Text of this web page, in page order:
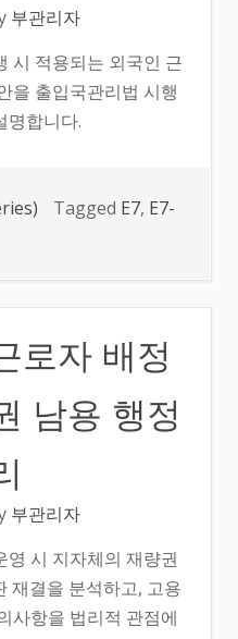
부관리자
시 적용되는 외국인 근
을 출입국관리법 시행
명합니다.
Tagged E7, E7-
로자 배정
남용 행정
부관리자
시 지자체의 재량권
재결을 분석하고, 고용
사항을 법리적 관점에